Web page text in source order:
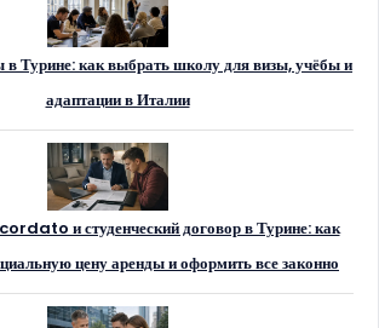
Турине: как выбрать школу для визы, учёбы и
адаптации в Италии
и студенческий договор в Турине: как
цену аренды и оформить все законно